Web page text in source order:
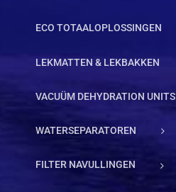
ECO TOTAALOPLOSSINGEN
LEKMATTEN & LEKBAKKEN
VACUÜM DEHYDRATION UNITS
WATERSEPARATOREN
FILTER NAVULLINGEN